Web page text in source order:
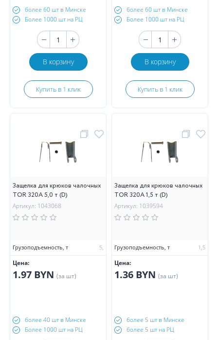
более 60 шт в Минске
Более 1000 шт на РЦ
В корзину
Купить в 1 клик
более 60 шт в Минске
Более 1000 шт на РЦ
В корзину
Купить в 1 клик
Защелка для крюков чалочных
TOR 320А 5,0 т (D)
Артикул: 1043068
Грузоподъемность, т 5,
Цена:
1.97 BYN (за шт)
более 40 шт в Минске
Более 1000 шт на РЦ
Защелка для крюков чалочных
TOR 320А 1,5 т (D)
Артикул: 1039594
Грузоподъемность, т 1,5
Цена:
1.36 BYN (за шт)
более 5 шт в Минске
более 5 шт на РЦ